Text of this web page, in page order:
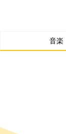
音楽